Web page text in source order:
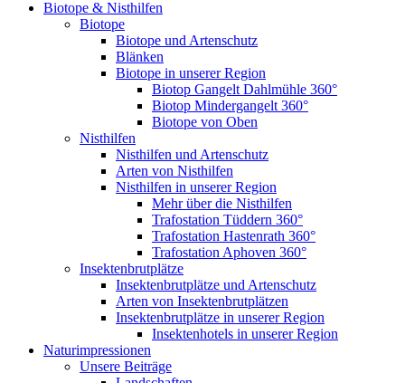
Biotope & Nisthilfen
Biotope
Biotope und Artenschutz
Blänken
Biotope in unserer Region
Biotop Gangelt Dahlmühle 360°
Biotop Mindergangelt 360°
Biotope von Oben
Nisthilfen
Nisthilfen und Artenschutz
Arten von Nisthilfen
Nisthilfen in unserer Region
Mehr über die Nisthilfen
Trafostation Tüddern 360°
Trafostation Hastenrath 360°
Trafostation Aphoven 360°
Insektenbrutplätze
Insektenbrutplätze und Artenschutz
Arten von Insektenbrutplätzen
Insektenbrutplätze in unserer Region
Insektenhotels in unserer Region
Naturimpressionen
Unsere Beiträge